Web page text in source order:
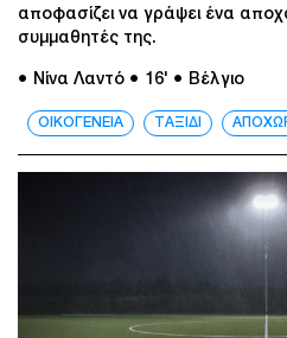
αποφασίζει να γράψει ένα
συμμαθητές της.
● Νίνα Λαντό ● 16' ● Βέλγιο
ΟΙΚΟΓΕΝΕΙΑ ΤΑΞΙΔΙ